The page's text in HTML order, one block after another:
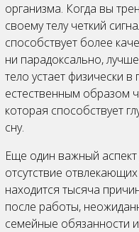
организма. Когда вы
своему телу четкий
способствует более
ни парадоксально,
тело устает физически
естественным образом
которая способствует
сну.
Еще один важный
отсутствие
находится тысяча
после работы,
семейные обязанности